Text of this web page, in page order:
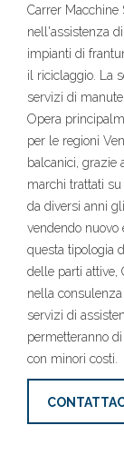
Carrer Macchine
nell'assistenza
impianti di
il riciclaggio. La
servizi di
Opera
per le regioni
balcanici, grazie
marchi trattati su
da diversi anni
vendendo nuovo
questa tipologia
delle parti attive,
nella
servizi di
permetteranno
con minori costi.